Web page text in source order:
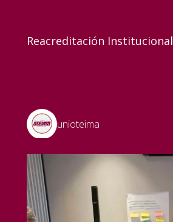
Reacreditación Institucional
unioteima